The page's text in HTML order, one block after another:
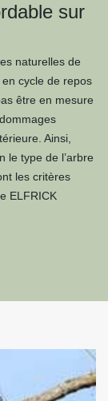
sur
naturelles de
en cycle de repos
être en mesure
Ainsi,
le type de l’arbre
les critères
ELFRICK